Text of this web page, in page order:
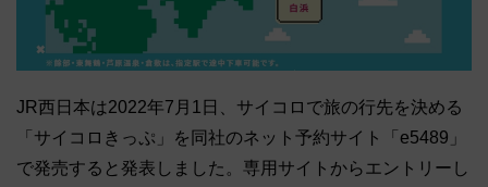
JR西日本は2022年7月1日、サイコロで旅の行先を決める
「サイコロきっぷ」を同社のネット予約サイト「e5489」
で発売すると発表しました。専用サイトからエントリーし